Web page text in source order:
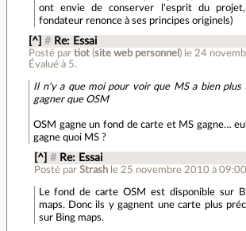
ont envie de conserver l'esprit du
fondateur renonce à ses principes originels)
[^] # Re: Essai
Posté partiot (site web personnel ) le 24
Évalué à 5.
Il n'y a que moi pour voir que MS a bien plus
gagner que OSM
OSM gagne un fond de carte et MS gagne…
gagne quoi MS ?
[^] # Re: Essai
Posté par Strash le 25 novembre 2010 à 09:00
Le fond de carte OSM est disponible sur
maps. Donc ils y gagnent une carte plus
sur Bing maps.